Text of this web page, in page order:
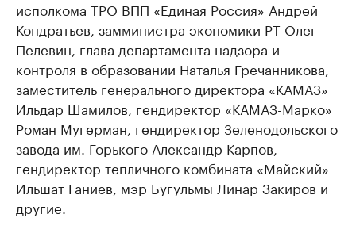
исполкома ТРО ВПП «Единая Россия» Андрей
Кондратьев, замминистра экономики РТ Олег
Пелевин, глава департамента надзора и
контроля в образовании Наталья Гречанникова,
заместитель генерального директора «КАМАЗ»
Ильдар Шамилов, гендиректор «КАМАЗ-Марко»
Роман Мугерман, гендиректор Зеленодольского
завода им. Горького Александр Карпов,
гендиректор тепличного комбината «Майский»
Ильшат Ганиев, мэр Бугульмы Линар Закиров и
другие.